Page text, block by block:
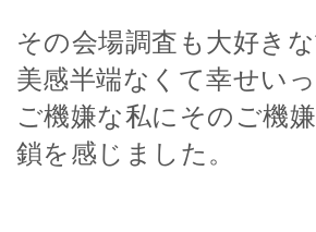
その会場調査も大好き
美感半端なくて幸せい
ご機嫌な私にそのご機
鎖を感じました。